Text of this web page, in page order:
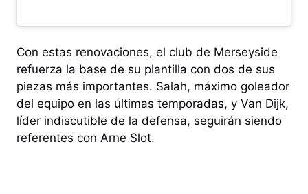
Con estas renovaciones, el club de Merseyside
refuerza la base de su plantilla con dos de sus
piezas más importantes. Salah, máximo goleador
del equipo en las últimas temporadas, y Van Dijk,
líder indiscutible de la defensa, seguirán siendo
referentes con Arne Slot.